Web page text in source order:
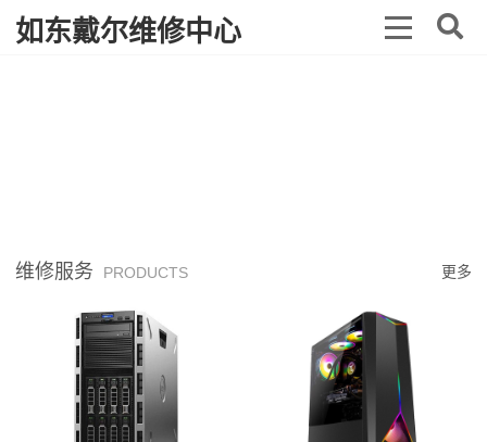
如东戴尔维修中心
维修服务 PRODUCTS 更多